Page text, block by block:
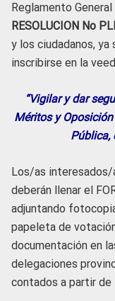
Reglamento
RESOLUCION No
y los ciudadanos,
inscribirse en la
“Vigilar y dar
Méritos y
Pública,
Los/as interesados/
deberán llenar el
adjuntando
papeleta de
documentación en
delegaciones
contados a partir de